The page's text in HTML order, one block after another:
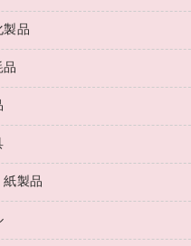
品
用品
芳香剤
消耗品
ソープ・石鹸
レ用品
用洗剤
ュレッダー（共配）
ザーポインター
ートフィルム
ータ
レコーダー
ッダ
用品
製品
・キッチン・調理家電
ビ・ＡＶ機器
品
蛍光灯
池・充電池
ム・カメラ用品
ライト
ム
・クリーナー
・季節家電
電化製品
チン・調理家電
テープ
紙製品